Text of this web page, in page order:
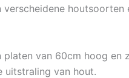
houtsoorten
van 60cm hoog en
uitstraling van hout.